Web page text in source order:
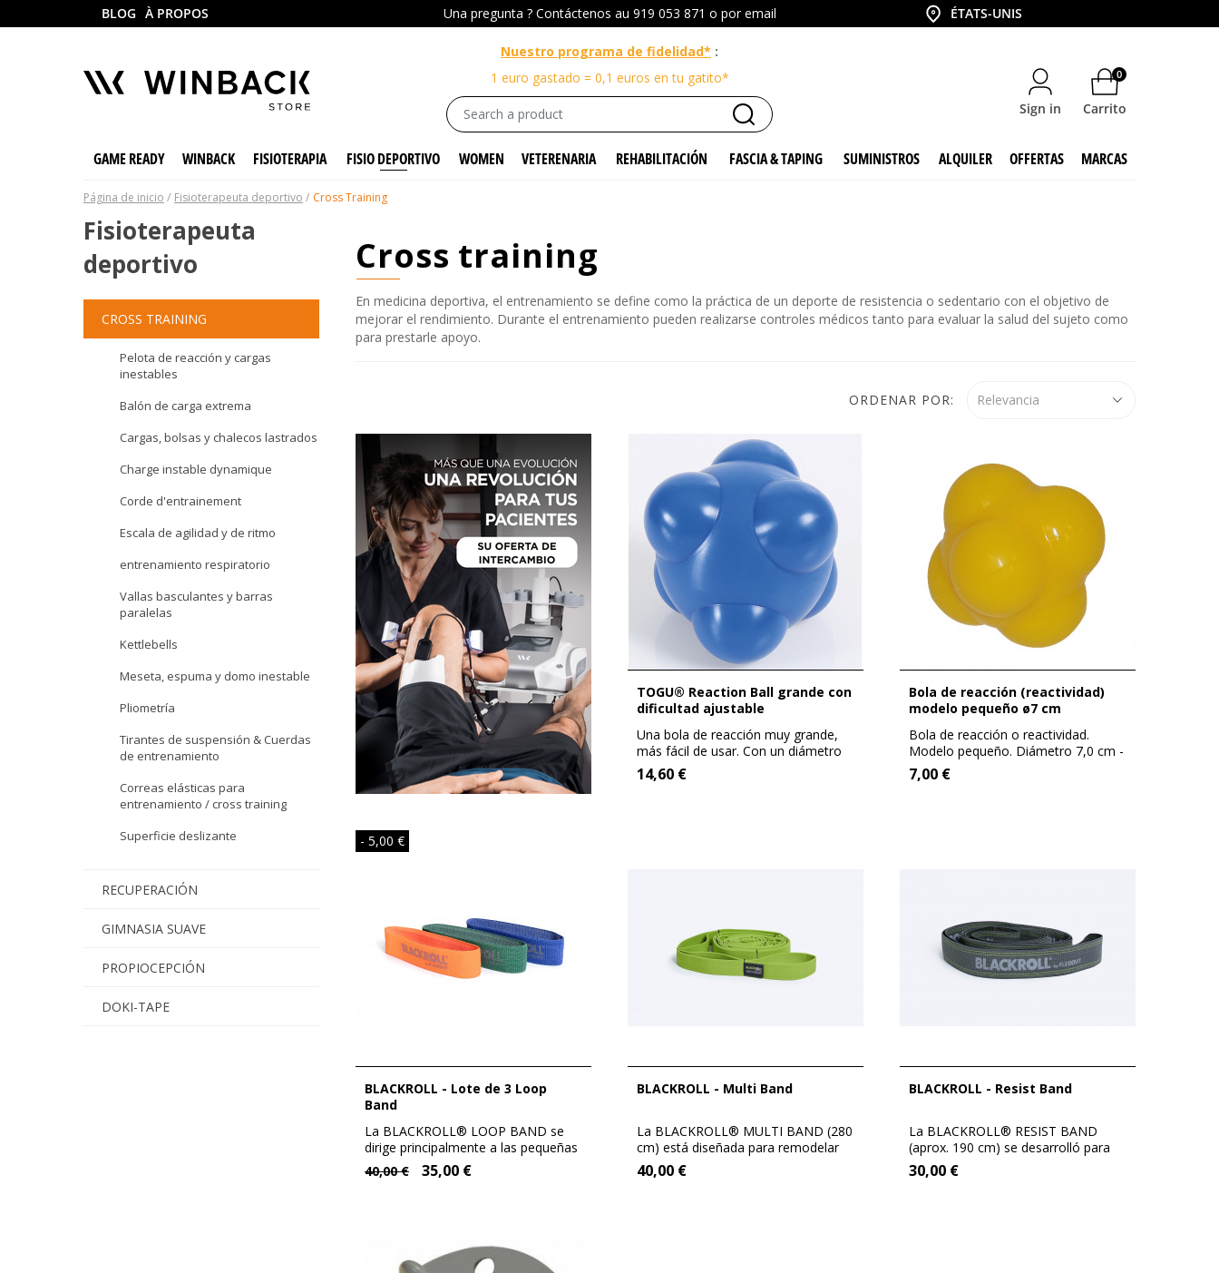
BLOG À PROPOS Una pregunta ? Contáctenos au 919 053 871 o por email País ÉTATS-UNIS
Nuestro programa de fidelidad* :
1 euro gastado = 0,1 euros en tu gatito*
Sign in
Carrito
0
GAME READY WINBACK FISIOTERAPIA FISIO DEPORTIVO WOMEN VETERENARIA REHABILITACIÓN FASCIA & TAPING SUMINISTROS ALQUILER OFFERTAS MARCAS
Página de inicio Fisioterapeuta deportivo Cross Training
Fisioterapeuta
deportivo
CROSS TRAINING
Pelota de reacción y cargas
inestables
Balón de carga extrema
Cargas, bolsas y chalecos lastrados
Charge instable dynamique
Corde d'entrainement
Escala de agilidad y de ritmo
entrenamiento respiratorio
Vallas basculantes y barras
paralelas
Kettlebells
Meseta, espuma y domo inestable
Pliometría
Tirantes de suspensión & Cuerdas
de entrenamiento
Correas elásticas para
entrenamiento / cross training
Superficie deslizante
RECUPERACIÓN
GIMNASIA SUAVE
PROPIOCEPCIÓN
DOKI-TAPE
cross training
En medicina deportiva, el entrenamiento se define como la práctica de un deporte de resistencia o sedentario con el objetivo de
mejorar el rendimiento. Durante el entrenamiento pueden realizarse controles médicos tanto para evaluar la salud del sujeto como
para prestarle apoyo.
ORDENAR POR: Relevancia
TOGU® Reaction Ball grande con
dificultad ajustable
Una bola de reacción muy grande,
más fácil de usar. Con un diámetro
de 12 cm...
14,60 €
Bola de reacción (reactividad)
modelo pequeño ø7 cm
Bola de reacción o reactividad.
Modelo pequeño. Diámetro 7,0 cm -
La forma...
7,00 €
- 5,00 €
BLACKROLL - Lote de 3 Loop
Band
La BLACKROLL® LOOP BAND se
dirige principalmente a las pequeñas
cadenas...
40,00 € 35,00 €
BLACKROLL - Multi Band
La BLACKROLL® MULTI BAND (280
cm) está diseñada para remodelar
las...
40,00 €
BLACKROLL - Resist Band
La BLACKROLL® RESIST BAND
(aprox. 190 cm) se desarrolló para
hacer accesible...
30,00 €